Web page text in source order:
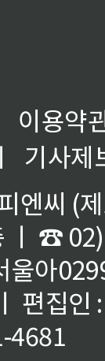
이용약
ㅣ
기사제
엔씨 (
ㅣ ☎
울아
편집인
4681